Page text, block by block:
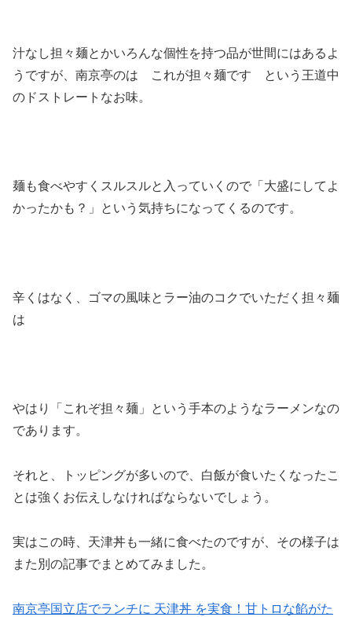
汁なし担々麺とかいろんな個性を持つ品が世間にはあるよ
うですが、南京亭のは これが担々麺です という王道中
のドストレートなお味。
麺も食べやすくスルスルと入っていくので「大盛にしてよ
かったかも？」という気持ちになってくるのです。
辛くはなく、ゴマの風味とラー油のコクでいただく担々麺
は
やはり「これぞ担々麺」という手本のようなラーメンなの
であります。
それと、トッピングが多いので、白飯が食いたくなったこ
とは強くお伝えしなければならないでしょう。
実はこの時、天津丼も一緒に食べたのですが、その様子は
また別の記事でまとめてみました。
南京亭国立店でランチに 天津丼 を実食！甘トロな餡がた